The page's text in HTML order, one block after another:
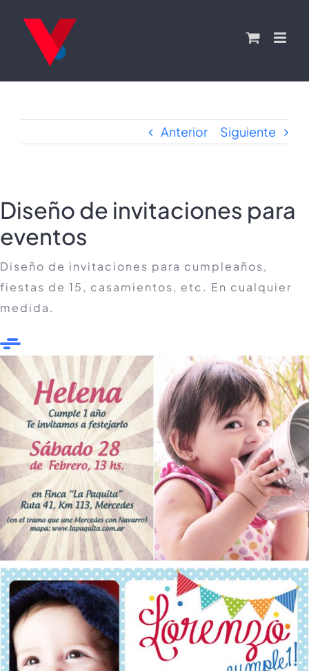
contenido
Anterior Siguiente
Diseño de invitaciones para
eventos
Diseño de invitaciones para cumpleaños,
fiestas de 15, casamientos, etc. En cualquier
medida.